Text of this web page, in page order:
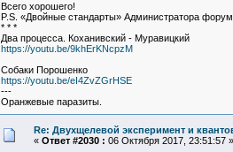
Всего хорошего!
P.S. «Двойные стандарты» Администратора
* * *
Два процесса. Коханивский - Муравицкий
https://youtu.be/9khErKNcpzM
Собаки Порошенко
https://youtu.be/eI4ZvZGrHSE
---
Оранжевые паразиты.
Re: Двухщелевой эксперимент и
« Ответ #2030 : 06 Октября 2017, 23:51:57 »